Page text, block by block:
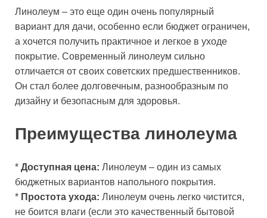
Линолеум – это еще один очень популярный
вариант для дачи, особенно если бюджет ограничен,
а хочется получить практичное и легкое в уходе
покрытие. Современный линолеум сильно
отличается от своих советских предшественников.
Он стал более долговечным, разнообразным по
дизайну и безопасным для здоровья.
Преимущества линолеума
* Доступная цена: Линолеум – один из самых
бюджетных вариантов напольного покрытия.
* Простота ухода: Линолеум очень легко чистится,
не боится влаги (если это качественный бытовой